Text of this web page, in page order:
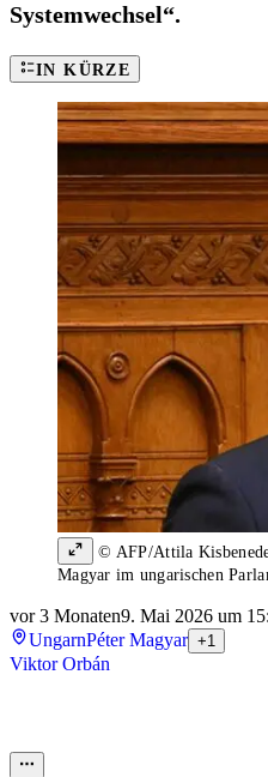
Systemwechsel“.
IN KÜRZE
© AFP/Attila
Magyar im ungarischen
vor 3 Monaten9. Mai 2026 um
UngarnPéter Magyar +1
Viktor Orbán